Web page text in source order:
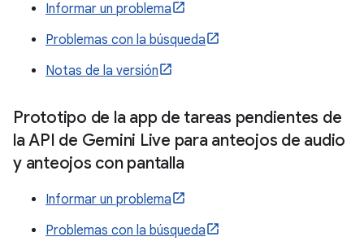
Informar un problema
Problemas con la búsqueda
Notas de la versión
Prototipo de la app de tareas pendientes de
la API de Gemini Live para anteojos de audio
y anteojos con pantalla
Informar un problema
Problemas con la búsqueda